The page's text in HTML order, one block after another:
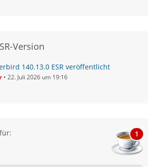
Version
140.13.0 ESR veröffentlicht
22. Juli 2026 um 19:16
1